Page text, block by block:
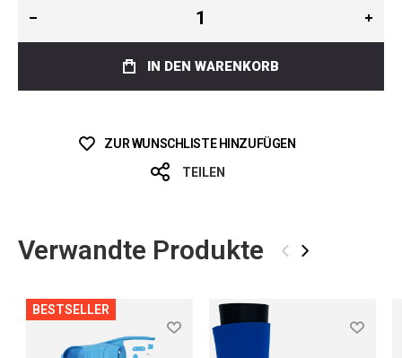
IN DEN WARENKORB
ZUR WUNSCHLISTE HINZUFÜGEN
TEILEN
Verwandte Produkte ‹ ›
BESTSELLER